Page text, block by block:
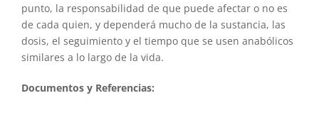
punto, la responsabilidad de que puede afectar o no es
de cada quien, y dependerá mucho de la sustancia, las
dosis, el seguimiento y el tiempo que se usen anabólicos
similares a lo largo de la vida.
Documentos y Referencias: